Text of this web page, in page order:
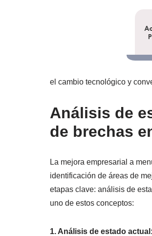
el cambio tecnológico y
Análisis de
de brechas
La mejora empresarial a
identificación de áreas de
etapas clave: análisis de
uno de estos conceptos:
1. Análisis de estado actual: